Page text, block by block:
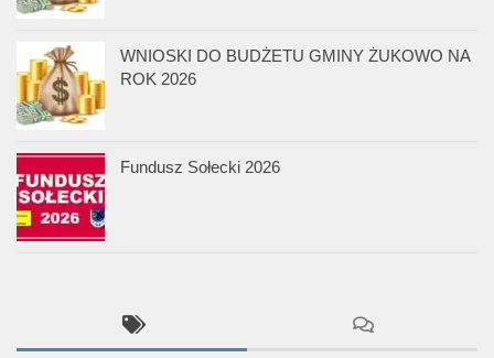
WNIOSKI DO BUDŻETU GMINY ŻUKOWO NA
ROK 2026
Fundusz Sołecki 2026